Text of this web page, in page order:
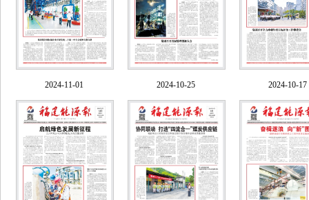
2024-11-01 2024-10-25 2024-10-17